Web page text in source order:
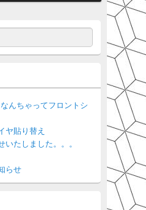
んちゃってフロントシ
ヤ貼り替え
たしました。。。
らせ